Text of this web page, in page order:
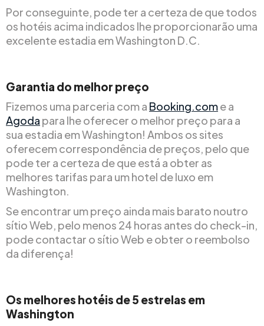
Por conseguinte, pode ter a certeza de que todos
os hotéis acima indicados lhe proporcionarão uma
excelente estadia em Washington D.C.
Garantia do melhor preço
Fizemos uma parceria com a Booking.come a
Agoda para lhe oferecer o melhor preço para a
sua estadia em Washington! Ambos os sites
oferecem correspondência de preços, pelo que
pode ter a certeza de que está a obter as
melhores tarifas para um hotel de luxo em
Washington.
Se encontrar um preço ainda mais barato noutro
sítio Web, pelo menos 24 horas antes do check-in,
pode contactar o sítio Web e obter o reembolso
da diferença!
Os melhores hotéis de 5 estrelas em
Washington